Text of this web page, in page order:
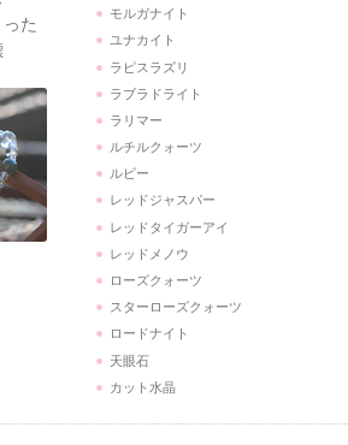
た
モルガナイト
ユナカイト
ラピスラズリ
ラブラドライト
ラリマー
ルチルクォーツ
ルビー
レッドジャスパー
レッドタイガーアイ
レッドメノウ
ローズクォーツ
スターローズクォーツ
ロードナイト
天眼石
カット水晶